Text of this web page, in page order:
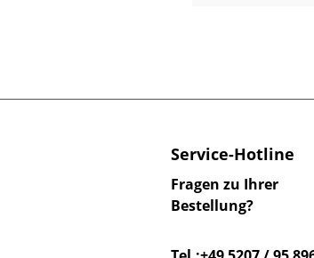
Service-Hotline
Fragen zu Ihrer
Bestellung?